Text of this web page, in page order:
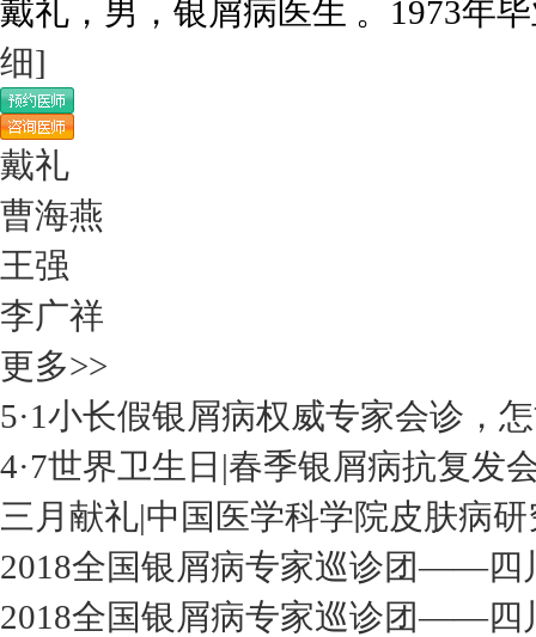
戴礼，男，银屑病医生 。1973年
细]
戴礼
曹海燕
王强
李广祥
更多>>
5·1小长假银屑病权威专家会诊，
4·7世界卫生日|春季银屑病抗复发
三月献礼|中国医学科学院皮肤病
2018全国银屑病专家巡诊团——四
2018全国银屑病专家巡诊团——四